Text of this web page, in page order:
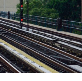
ayudar a mantener
gentificación y
de bajos ingresos
su hogar, negocios